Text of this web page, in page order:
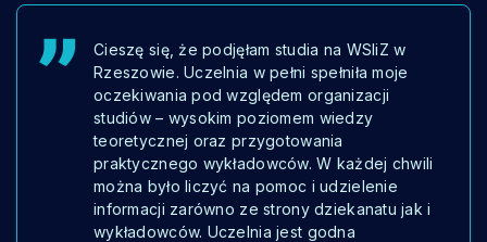
Cieszę się, że podjęłam studia na WSIiZ w
Rzeszowie. Uczelnia w pełni spełniła moje
oczekiwania pod względem organizacji
studiów – wysokim poziomem wiedzy
teoretycznej oraz przygotowania
praktycznego wykładowców. W każdej chwili
można było liczyć na pomoc i udzielenie
informacji zarówno ze strony dziekanatu jak i
wykładowców. Uczelnia jest godna